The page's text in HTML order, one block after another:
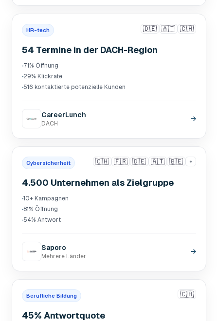
HR-tech 🇩🇪 🇦🇹 🇨🇭
54 Termine in der DACH-Region
·71% Öffnung
·29% Klickrate
·516 kontaktierte potenzielle Kunden
CareerLunch
DACH
→
Cybersicherheit 🇨🇭 🇫🇷 🇩🇪 🇦🇹 🇧🇪 +
4.500 Unternehmen als Zielgruppe
·10+ Kampagnen
·81% Öffnung
·54% Antwort
Saporo
Mehrere Länder
→
Berufliche Bildung 🇨🇭
45% Antwortquote